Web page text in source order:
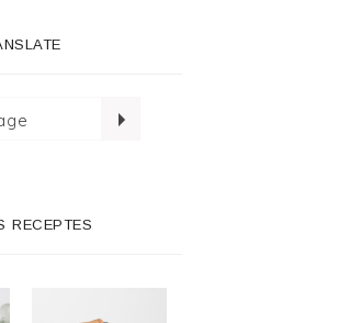
RECEPTES